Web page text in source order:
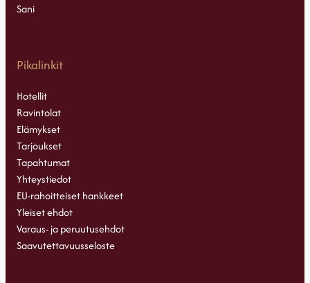
Sani
Pikalinkit
Hotellit
Ravintolat
Elämykset
Tarjoukset
Tapahtumat
Yhteystiedot
EU-rahoitteiset hankkeet
Yleiset ehdot
Varaus- ja peruutusehdot
Saavutettavuusseloste